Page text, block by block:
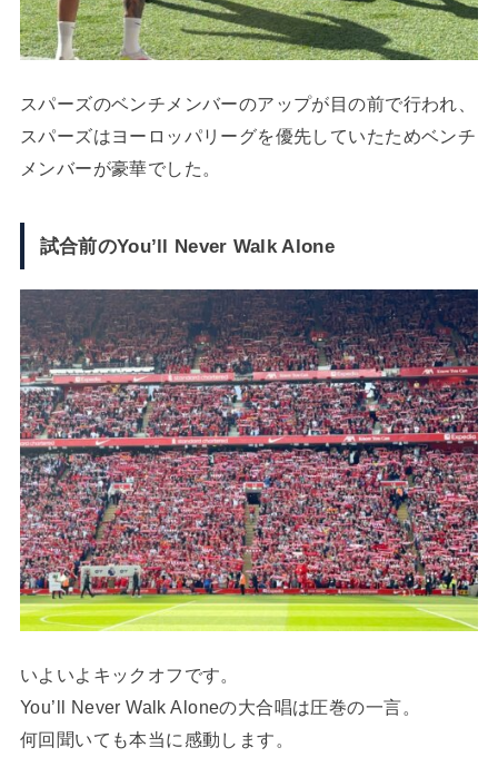
スパーズのベンチメンバーのアップが目の前で行われ、
スパーズはヨーロッパリーグを優先していたためベンチ
メンバーが豪華でした。
試合前のYou’ll Never Walk Alone
いよいよキックオフです。
You’ll Never Walk Aloneの大合唱は圧巻の一言。
何回聞いても本当に感動します。